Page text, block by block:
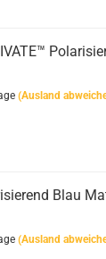
(Ausland
Blau
(Ausland